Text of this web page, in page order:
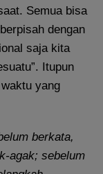
Semua bisa
dengan
saja kita
Itupun
yang
berkata,
agak; sebelum